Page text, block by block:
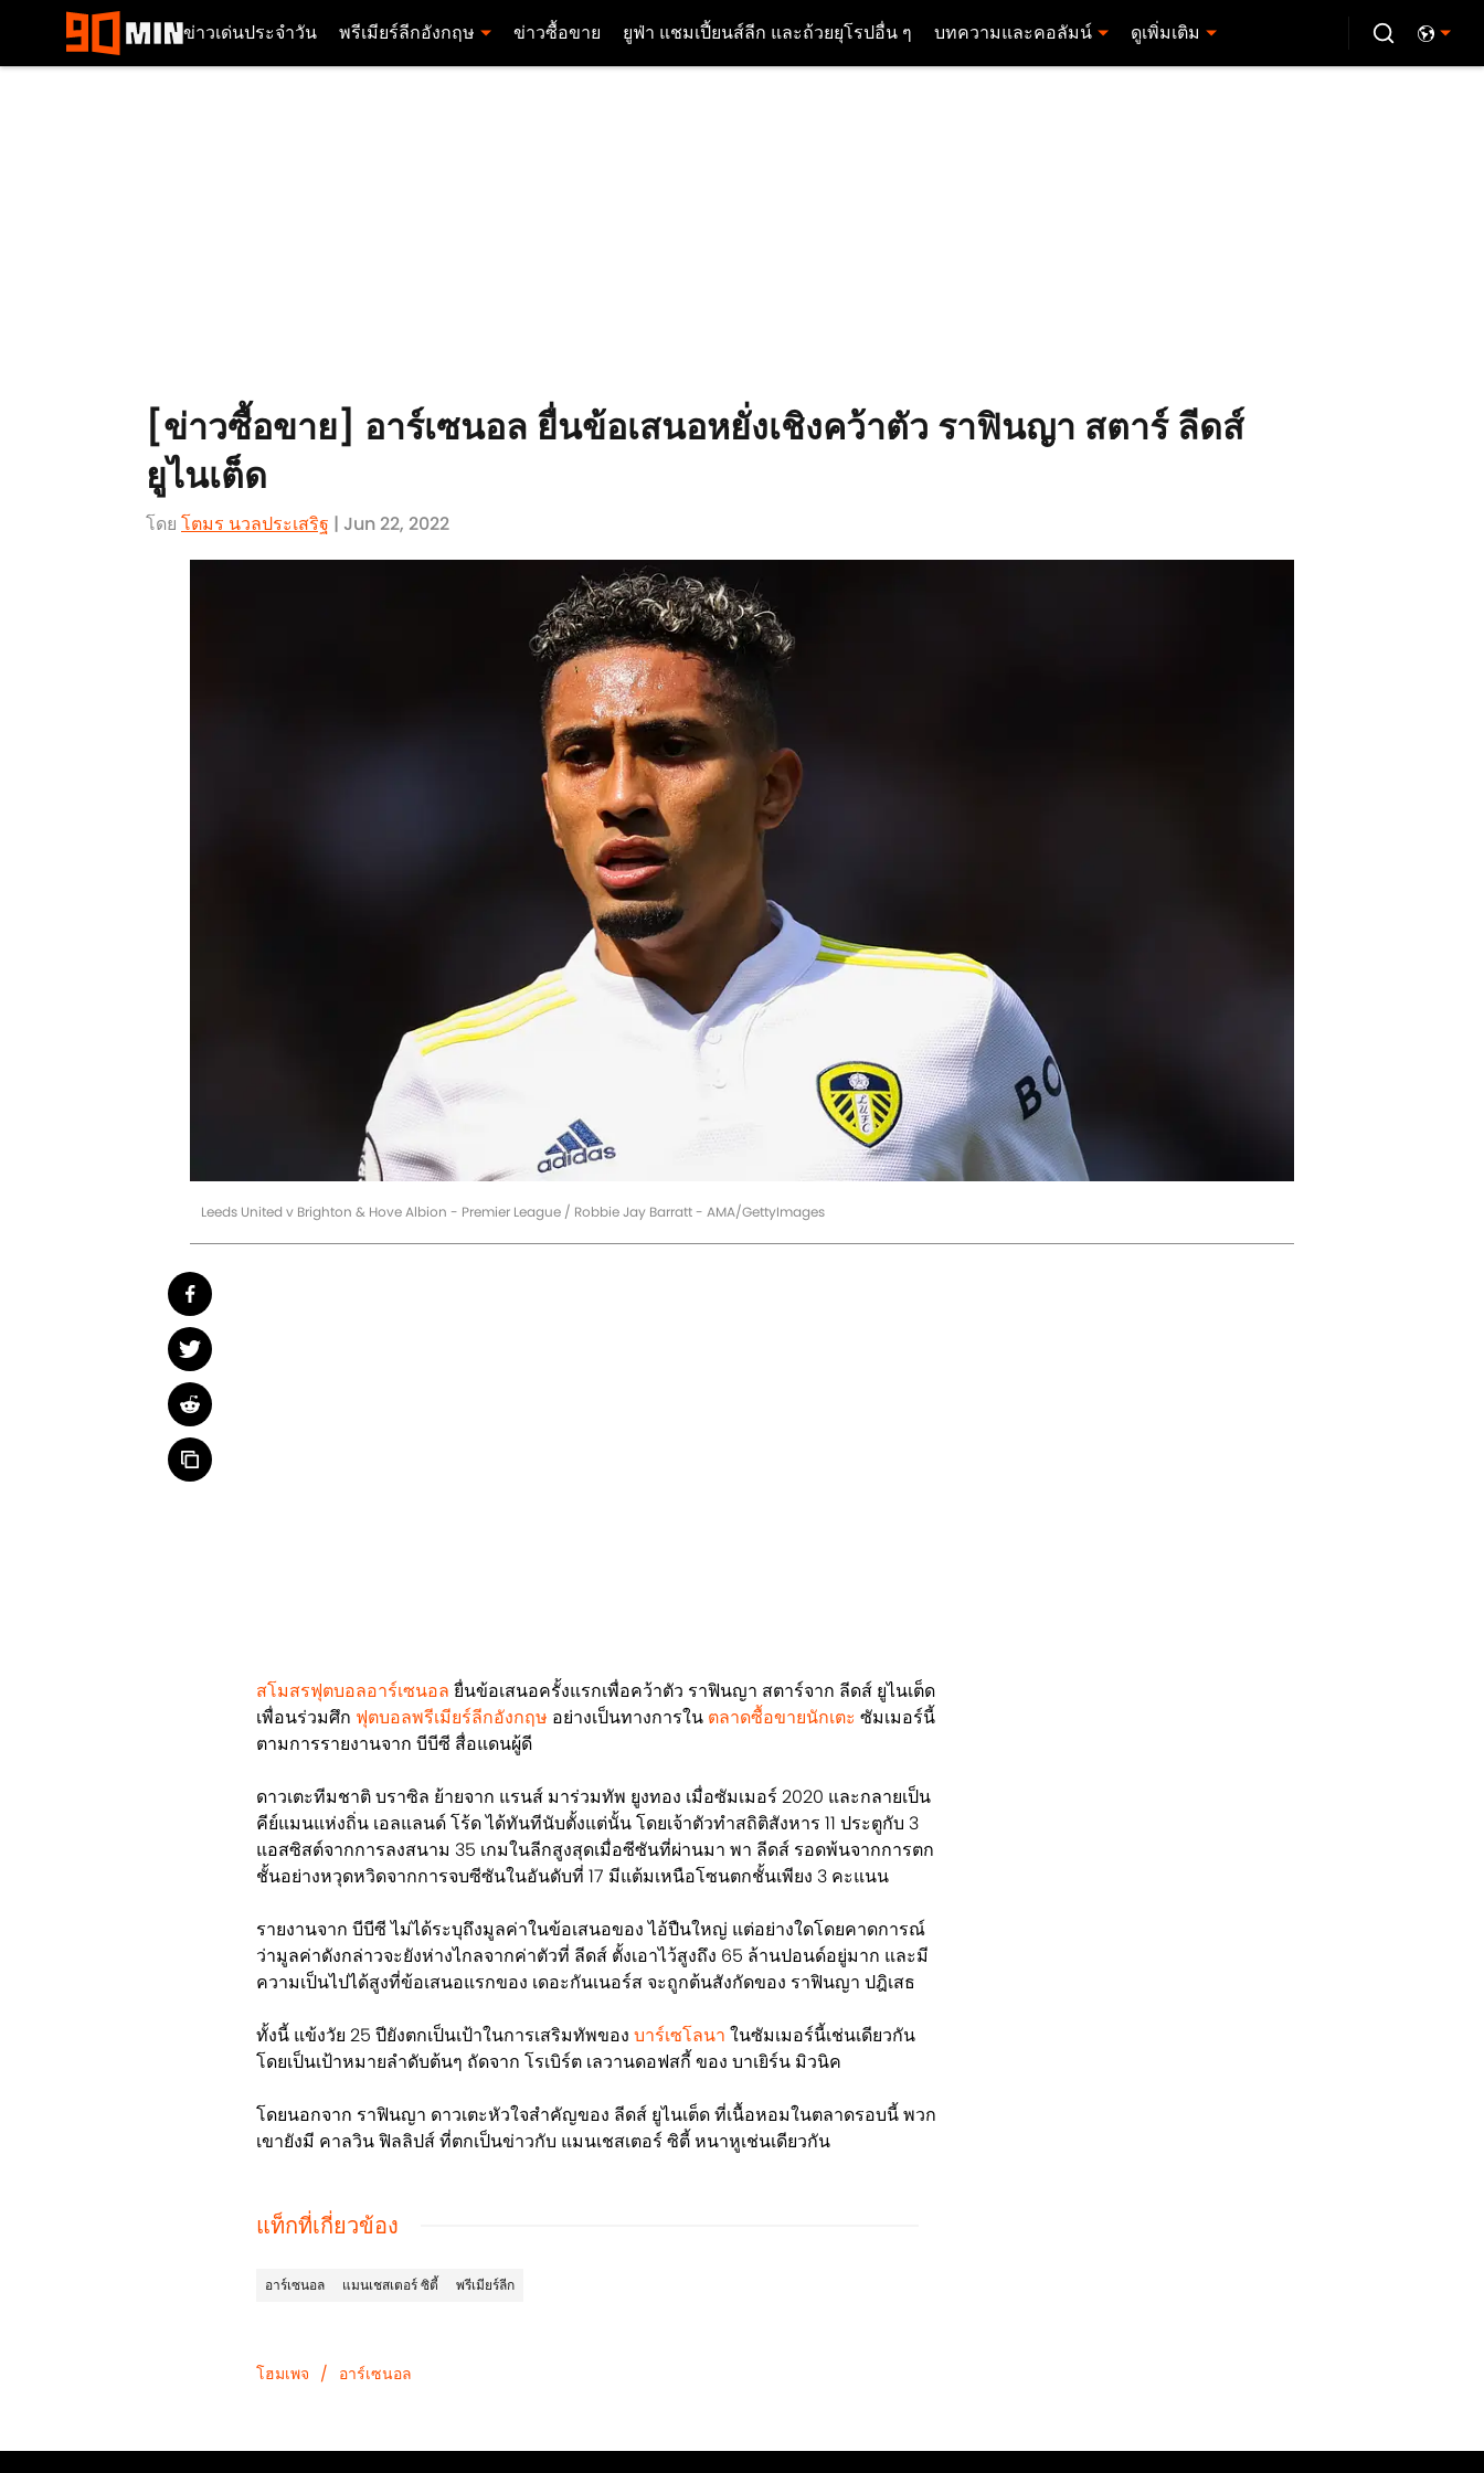
ข่าวเด่นประจำวัน พรีเมียร์ลีกอังกฤษ ข่าวซื้อขาย ยูฟ่า แชมเปี้ยนส์ลีก และถ้วยยุโรปอื่น ๆ บทความและคอลัมน์ ดูเพิ่มเติม
[ข่าวซื้อขาย] อาร์เซนอล ยื่นข้อเสนอหยั่งเชิงคว้าตัว ราฟินญา สตาร์ ลีดส์
ยูไนเต็ด
โดย โตมร นวลประเสริฐ | Jun 22, 2022
Leeds United v Brighton & Hove Albion - Premier League / Robbie Jay Barratt - AMA/GettyImages
สโมสรฟุตบอลอาร์เซนอล ยื่นข้อเสนอครั้งแรกเพื่อคว้าตัว ราฟินญา สตาร์จาก ลีดส์ ยูไนเต็ด
เพื่อนร่วมศึก ฟุตบอลพรีเมียร์ลีกอังกฤษ อย่างเป็นทางการใน ตลาดซื้อขายนักเตะ ซัมเมอร์นี้
ตามการรายงานจาก บีบีซี สื่อแดนผู้ดี
ดาวเตะทีมชาติ บราซิล ย้ายจาก แรนส์ มาร่วมทัพ ยูงทอง เมื่อซัมเมอร์ 2020 และกลายเป็น
คีย์แมนแห่งถิ่น เอลแลนด์ โร้ด ได้ทันทีนับตั้งแต่นั้น โดยเจ้าตัวทำสถิติสังหาร 11 ประตูกับ 3
แอสซิสต์จากการลงสนาม 35 เกมในลีกสูงสุดเมื่อซีซันที่ผ่านมา พา ลีดส์ รอดพ้นจากการตก
ชั้นอย่างหวุดหวิดจากการจบซีซันในอันดับที่ 17 มีแต้มเหนือโซนตกชั้นเพียง 3 คะแนน
รายงานจาก บีบีซี ไม่ได้ระบุถึงมูลค่าในข้อเสนอของ ไอ้ปืนใหญ่ แต่อย่างใดโดยคาดการณ์
ว่ามูลค่าดังกล่าวจะยังห่างไกลจากค่าตัวที่ ลีดส์ ตั้งเอาไว้สูงถึง 65 ล้านปอนด์อยู่มาก และมี
ความเป็นไปได้สูงที่ข้อเสนอแรกของ เดอะกันเนอร์ส จะถูกต้นสังกัดของ ราฟินญา ปฎิเสธ
ทั้งนี้ แข้งวัย 25 ปียังตกเป็นเป้าในการเสริมทัพของ บาร์เซโลนา ในซัมเมอร์นี้เช่นเดียวกัน
โดยเป็นเป้าหมายลำดับต้นๆ ถัดจาก โรเบิร์ต เลวานดอฟสกี้ ของ บาเยิร์น มิวนิค
โดยนอกจาก ราฟินญา ดาวเตะหัวใจสำคัญของ ลีดส์ ยูไนเต็ด ที่เนื้อหอมในตลาดรอบนี้ พวก
เขายังมี คาลวิน ฟิลลิปส์ ที่ตกเป็นข่าวกับ แมนเชสเตอร์ ซิตี้ หนาหูเช่นเดียวกัน
แท็กที่เกี่ยวข้อง
อาร์เซนอล แมนเชสเตอร์ ซิตี้ พรีเมียร์ลีก
โฮมเพจ / อาร์เซนอล